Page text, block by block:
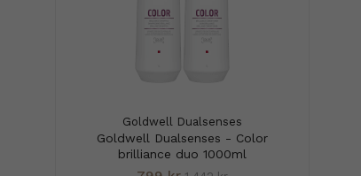
Goldwell Dualsenses
Goldwell Dualsenses - Color
brilliance duo 1000ml